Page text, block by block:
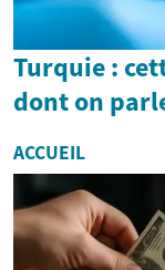
Turquie :
dont on
ACCUEIL